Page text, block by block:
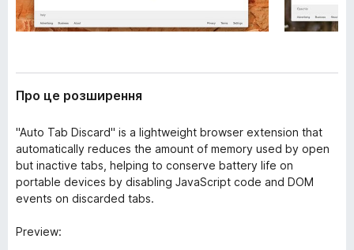
Про це розширення
"Auto Tab Discard" is a lightweight browser extension that
automatically reduces the amount of memory used by open
but inactive tabs, helping to conserve battery life on
portable devices by disabling JavaScript code and DOM
events on discarded tabs.
Preview: